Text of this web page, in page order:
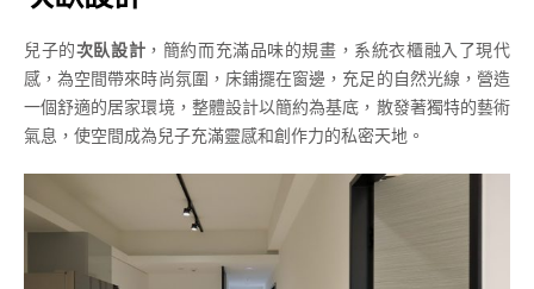
兒子的次臥設計 ，簡約而充滿品味的規畫，系統衣櫃融入了現代
感，為空間帶來時尚氛圍，床鋪擺在窗邊，充足的自然光線，營造
一個舒適的居家環境，整體設計以簡約為基底，散發著獨特的藝術
氣息，使空間成為兒子充滿靈感和創作力的私密天地。